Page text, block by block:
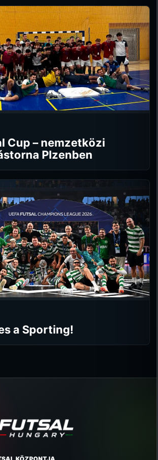
Cup – nemzetközi
Plzenben
a Sporting!